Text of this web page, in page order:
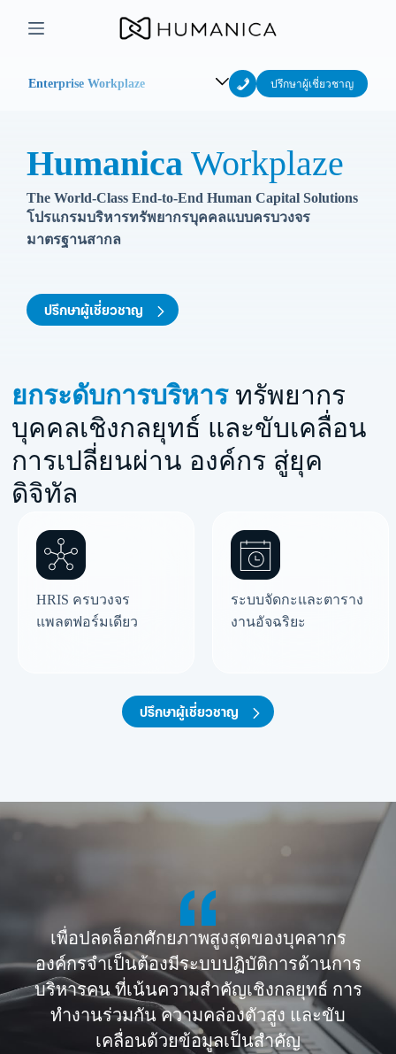
content
Enterprise Workplaze ปรึกษาผู้เชี่ยวชาญ
Humanica Workplaze
The World-Class End-to-End Human Capital Solutions
โปรแกรมบริหารทรัพยากรบุคคลแบบครบวงจร
มาตรฐานสากล
ปรึกษาผู้เชี่ยวชาญ
ยกระดับการบริหาร ทรัพยากร
บุคคลเชิงกลยุทธ์ และขับเคลื่อน
การเปลี่ยนผ่าน องค์กร สู่ยุค
ดิจิทัล
HRIS ครบวงจร
แพลตฟอร์มเดียว
ระบบจัดกะและตาราง
งานอัจฉริยะ
ปรึกษาผู้เชี่ยวชาญ
เพื่อปลดล็อกศักยภาพสูงสุดของบุคลากร
องค์กรจำเป็นต้องมีระบบปฏิบัติการด้านการ
บริหารคนที่เน้นความสำคัญเชิงกลยุทธ์ การ
ทำงานร่วมกันความคล่องตัวสูง และขับ
เคลื่อนด้วยข้อมูลเป็นสำคัญ